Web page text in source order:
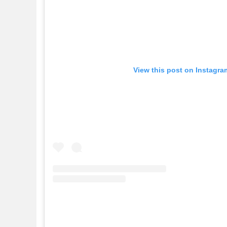
View this post on